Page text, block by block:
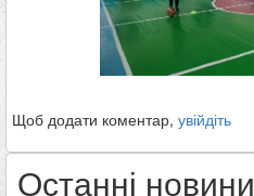
Щоб додати коментар, увійдіть
Останні новини